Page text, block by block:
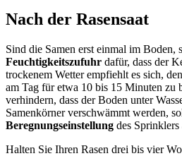
Nach der Rasensaat
Sind die Samen erst einmal im Boden,
Feuchtigkeitszufuhr dafür, dass der
trockenem Wetter empfiehlt es sich,
am Tag für etwa 10 bis 15 Minuten zu
verhindern, dass der Boden unter
Samenkörner verschwämmt werden,
Beregnungseinstellung des Sprinklers
Halten Sie Ihren Rasen drei bis vier